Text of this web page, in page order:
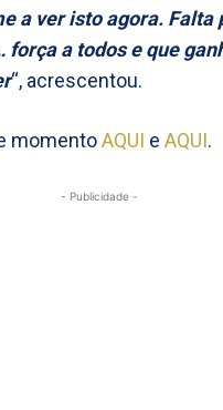
a ver isto agora. Falta
força a todos e que
“, acrescentou.
momentoAQUI e AQUI.
- Publicidade -